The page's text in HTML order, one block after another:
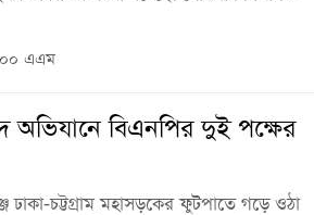
এএম
অভিযানে বিএনপির দুই পক্ষের
ঢাকা-চট্টগ্রাম মহাসড়কের ফুটপাতে গড়ে ওঠা